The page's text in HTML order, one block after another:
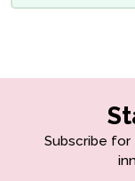
Subscribe for